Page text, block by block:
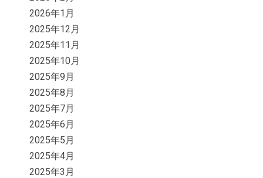
2026年1月
2025年12月
2025年11月
2025年10月
2025年9月
2025年8月
2025年7月
2025年6月
2025年5月
2025年4月
2025年3月